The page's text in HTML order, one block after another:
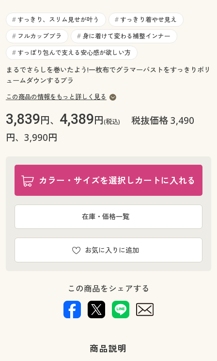
お気に入り
サポート
ご利用ガイド
よくある質問とお問い合わせ
ご利用ガイド
よくある質問とお問い合わせ
# すっきり、スリム見せが叶う # すっきり着やせ見え
# フルカップブラ # 身に着けて変わる補整インナー
# すっぽり包んで支える安心感が欲しい方
まるでさらしを巻いたよう!一枚布でグラマーバストをすっきりボリ
ュームダウンするブラ
この商品の情報をもっと詳しく見る
3,839円、 4,389円(税込)
税抜価格 3,490
円、3,990円
カラー・サイズを選択しカートに入れる
お気に入りに追加
在庫・価格一覧
この商品をシェアする
商品説明